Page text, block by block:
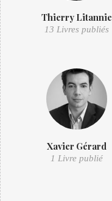
Thierry Litannie
13 Livres publiés
Xavier Gérard
1 Livre publié